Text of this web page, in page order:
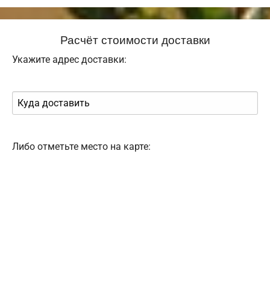
Расчёт стоимости доставки
Укажите адрес доставки:
Либо отметьте место на карте: